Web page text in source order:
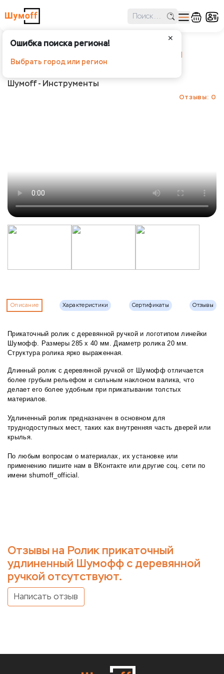
✕
Ошибка поиска региона!
Выбрать город или регион
Ролик прикаточный удлиненный
Шумофф с деревянной ручкой
Шумoff - Инструменты
Отзывы: 0
Описание Характеристики Сертификаты Отзывы
Прикаточный ролик с деревянной ручкой и логотипом линейки
Шумофф. Размеры 285 х 40 мм. Диаметр ролика 20 мм.
Структура ролика ярко выраженная.
Длинный ролик с деревянной ручкой от Шумофф отличается
более грубым рельефом и сильным наклоном валика, что
делает его более удобным при прикатывании толстых
материалов.
Удлиненный ролик предназначен в основном для
труднодоступных мест, таких как внутренняя часть дверей или
крылья.
По любым вопросам о материалах, их установке или
применению пишите нам в ВКонтакте или другие соц. сети по
имени shumoff_official.
Отзывы на Ролик прикаточный
удлиненный Шумофф с деревянной
ручкой отсутствуют.
Написать отзыв